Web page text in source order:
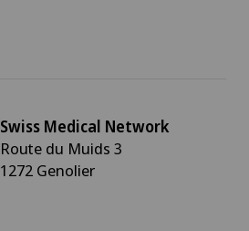
Swiss Medical Network
Route du Muids 3
1272 Genolier